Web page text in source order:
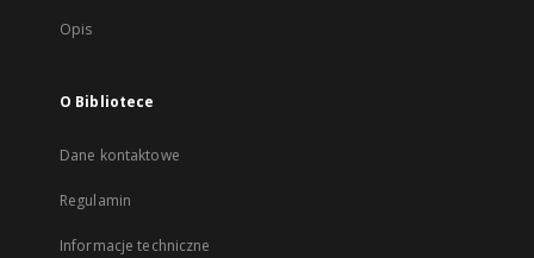
Opis
O Bibliotece
Dane kontaktowe
Regulamin
Informacje techniczne